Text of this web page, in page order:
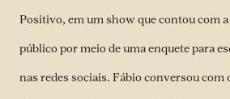
Positivo, em um show que contou com
público por meio de uma enquete para
nas redes sociais. Fábio conversou com